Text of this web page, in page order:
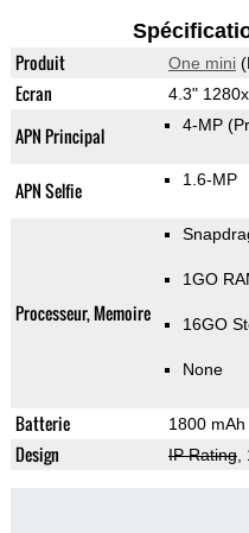
Produit One mini
Ecran 4.3"
APN Principal 4-MP
APN Selfie 1.6-MP
Processeur, Memoire
1GO
16GO
None
Batterie 1800 mAh
Design IP Rating,